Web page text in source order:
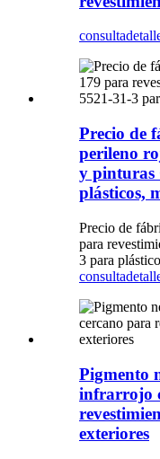
consulta
Precio de
perileno
y pinturas
plásticos,
Precio de
para
3 para
consulta
Pigmento
infrarrojo
exteriores